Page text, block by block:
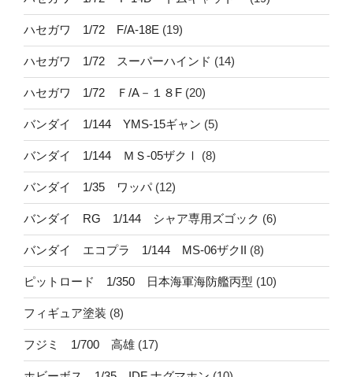
ハセガワ 1/72 F/A-18E (19)
ハセガワ 1/72 スーパーハインド (14)
ハセガワ 1/72 Ｆ/A－１８F (20)
バンダイ 1/144 YMS-15ギャン (5)
バンダイ 1/144 ＭＳ-05ザクⅠ (8)
バンダイ 1/35 ワッパ(12)
バンダイ RG 1/144 シャア専用ズゴック (6)
バンダイ エコプラ 1/144 MS-06ザクII (8)
ピットロード 1/350 日本海軍海防艦丙型 (10)
フィギュア塗装 (8)
フジミ 1/700 高雄 (17)